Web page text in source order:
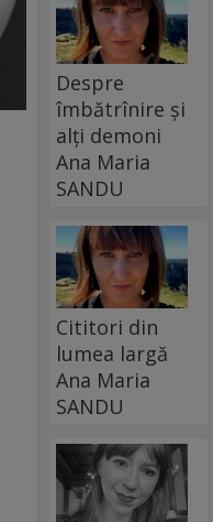
Despre
îmbătrînire și
alți demoni
Ana Maria
SANDU
Cititori din
lumea largă
Ana Maria
SANDU